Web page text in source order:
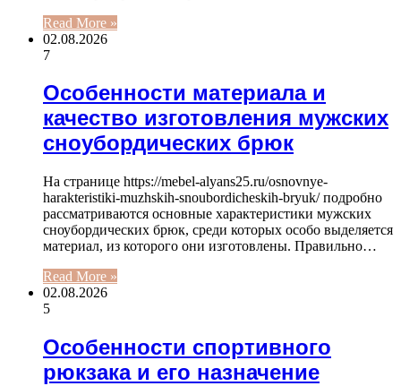
Read More »
02.08.2026
7
Особенности материала и
качество изготовления мужских
сноубордических брюк
На странице https://mebel-alyans25.ru/osnovnye-
harakteristiki-muzhskih-snoubordicheskih-bryuk/ подробно
рассматриваются основные характеристики мужских
сноубордических брюк, среди которых особо выделяется
материал, из которого они изготовлены. Правильно…
Read More »
02.08.2026
5
Особенности спортивного
рюкзака и его назначение